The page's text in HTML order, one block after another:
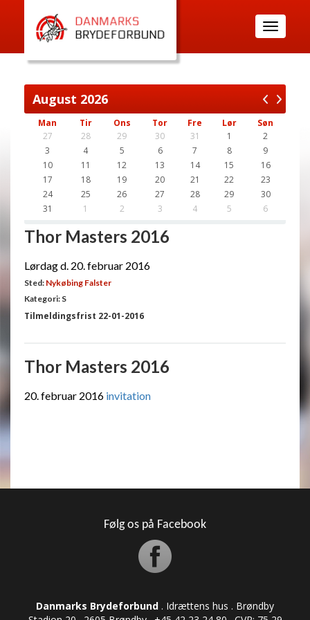
Toggle
navigation
August 2026
Man Tir Ons Tor Fre Lør
Søn
27
28 29 30 31 1
2
3
4 5 6 7 8
9
10
11 12 13 14 15
16
17
18 19 20 21 22
23
24
25 26 27 28 29
30
31
1 2 3 4 5 6
Thor Masters 2016
Lørdag d. 20. februar 2016
Sted: Nykøbing Falster
Kategori: S
Tilmeldingsfrist 22-01-2016
Thor Masters 2016
20. februar 2016 invitation
Følg os på Facebook
Danmarks Brydeforbund . Idrættens hus . Brøndby